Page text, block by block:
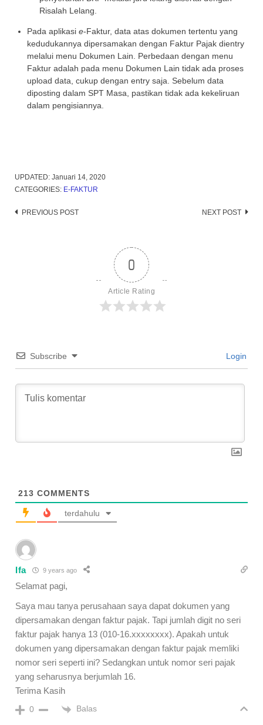
Risalah Lelang.
Pada aplikasi e-Faktur, data atas dokumen tertentu yang
kedudukannya dipersamakan dengan Faktur Pajak dientry
melalui menu Dokumen Lain. Perbedaan dengan menu
Faktur adalah pada menu Dokumen Lain tidak ada proses
upload data, cukup dengan entry saja. Sebelum data
diposting dalam SPT Masa, pastikan tidak ada kekeliruan
dalam pengisiannya.
UPDATED: Januari 14, 2020
CATEGORIES: E-FAKTUR
Post
PREVIOUS POST NEXT POST
0
Article Rating
Subscribe Login
213 COMMENTS
terdahulu
Ifa 9 years ago
Selamat pagi,
Saya mau tanya perusahaan saya dapat dokumen yang
dipersamakan dengan faktur pajak. Tapi jumlah digit no seri
faktur pajak hanya 13 (010-16.xxxxxxxx). Apakah untuk
dokumen yang dipersamakan dengan faktur pajak memliki
nomor seri seperti ini? Sedangkan untuk nomor seri pajak
yang seharusnya berjumlah 16.
Terima Kasih
0 Balas